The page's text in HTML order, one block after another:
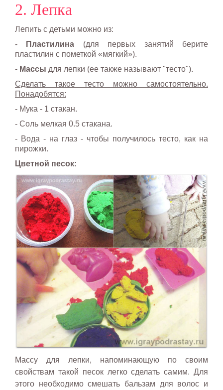
2. Лепка
Лепить с детьми можно из:
-
Пластилина (для первых занятий берите
пластилин с пометкой «мягкий»).
- Массы для лепки (ее также называют "тесто").
Сделать такое тесто можно самостоятельно.
Понадобятся:
- Мука - 1 стакан.
- Соль мелкая 0.5 стакана.
- Вода - на глаз - чтобы получилось тесто, как на
пирожки.
Цветной песок:
Массу для лепки, напоминающую по своим
свойствам такой песок легко сделать самим. Для
этого необходимо смешать бальзам для волос и